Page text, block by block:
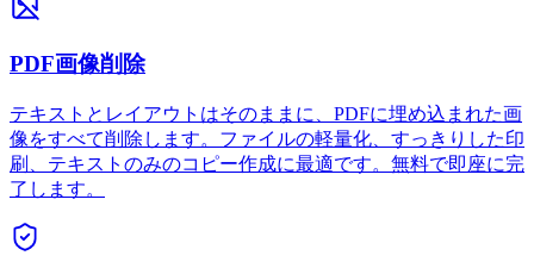
PDF画像削除
テキストとレイアウトはそのままに、PDFに埋め込まれた画
像をすべて削除します。ファイルの軽量化、すっきりした印
刷、テキストのみのコピー作成に最適です。無料で即座に完
了します。